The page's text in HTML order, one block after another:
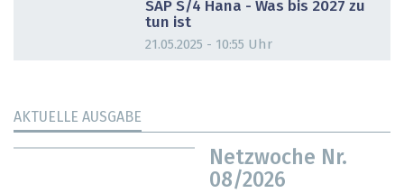
SAP S/4 Hana - Was bis 2027 zu
tun ist
21.05.2025 - 10:55 Uhr
AKTUELLE AUSGABE
Netzwoche Nr.
08/2026